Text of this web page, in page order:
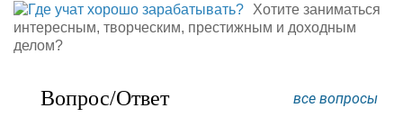
Хотите заниматься
интересным, творческим, престижным и доходным
делом?
Вопрос/Ответ все вопросы